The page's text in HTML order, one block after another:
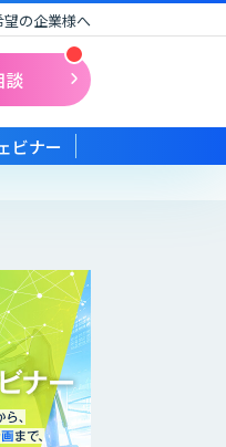
望の企業様へ
談
ビナー